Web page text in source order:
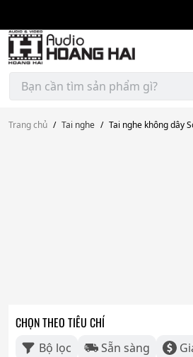
content
Tìm
kiếm:
Trang chủ / Tai nghe / Tai nghe không dây
CHỌN THEO TIÊU CHÍ
Bộ lọc Sẵn sàng